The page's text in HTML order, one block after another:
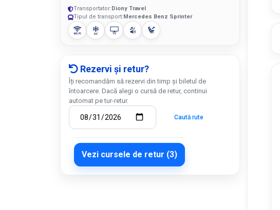
Transportator:Diony Travel
Tipul de transport:Mercedes Benz Sprinter
Rezervi și retur?
Îți recomandăm să rezervi din timp și biletul de
întoarcere. Dacă alegi o cursă de retur, continui
automat pe tur-retur.
Caută rute
Vezi cursele de retur (3)